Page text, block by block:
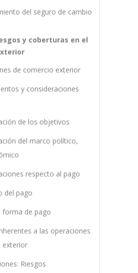
del seguro de cambio
y coberturas en el
de comercio exterior
y consideraciones
de los objetivos
del marco político,
respecto al pago
del pago
forma de pago
a las operaciones
exterior
Riesgos